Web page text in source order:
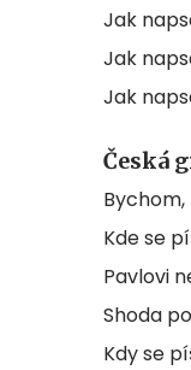
Jak
Jak
Jak
Česká
Kde se
Pavlovi
Shoda
Kdy se